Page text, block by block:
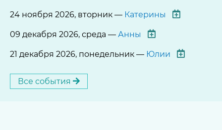
24 ноября 2026, вторник — Катерины
09 декабря 2026, среда — Анны
21 декабря 2026, понедельник — Юлии
Все события